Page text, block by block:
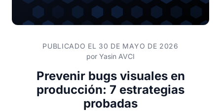
PUBLICADO EL 30 DE MAYO DE 2026
por Yasin AVCI
Prevenir bugs visuales en
producción: 7 estrategias
probadas